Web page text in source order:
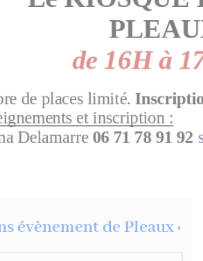
évènement de Pleaux :